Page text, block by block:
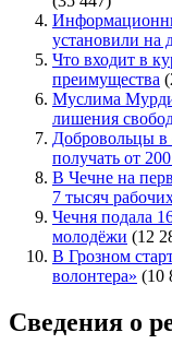
установили на
Что входит в
преимущества
Муслима
лишения
Добровольцы в
получать от
В Чечне на
7 тысяч
Чечня подала
молодёжи (12
В Грозном
волонтера» (10
Сведения о